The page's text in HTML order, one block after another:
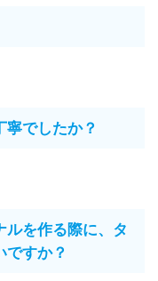
寧でしたか？
ルを作る際に、タ
ですか？